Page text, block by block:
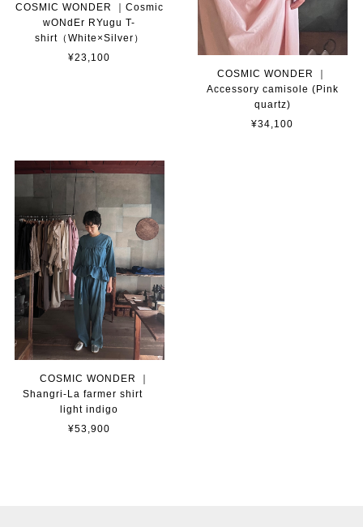
COSMIC WONDER ｜Cosmic
wONdEr RYugu T-
shirt（White×Silver）
¥23,100
COSMIC WONDER ｜
Accessory camisole (Pink
quartz)
¥34,100
COSMIC WONDER ｜
Shangri-La farmer shirt
light indigo
¥53,900